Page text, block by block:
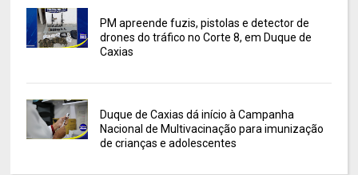
PM apreende fuzis, pistolas e detector de
drones do tráfico no Corte 8, em Duque de
Caxias
Duque de Caxias dá início à Campanha
Nacional de Multivacinação para imunização
de crianças e adolescentes